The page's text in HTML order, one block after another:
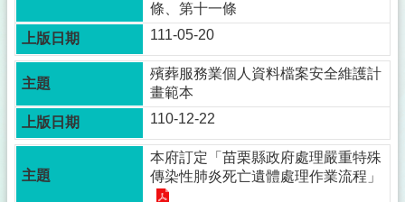
公
佈
欄
法
令
章
條、第十一條
111-05-20
殯葬服務業個人資料檔案安全維護計
畫範本
110-12-22
本府訂定「苗栗縣政府處理嚴重特殊
傳染性肺炎死亡遺體處理作業流程」